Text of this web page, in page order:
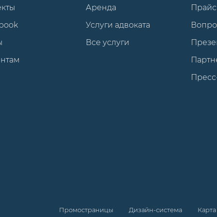
Аренда
Услуги адвоката
Все услуги
Прайс
Промостраницы Дизайн-система